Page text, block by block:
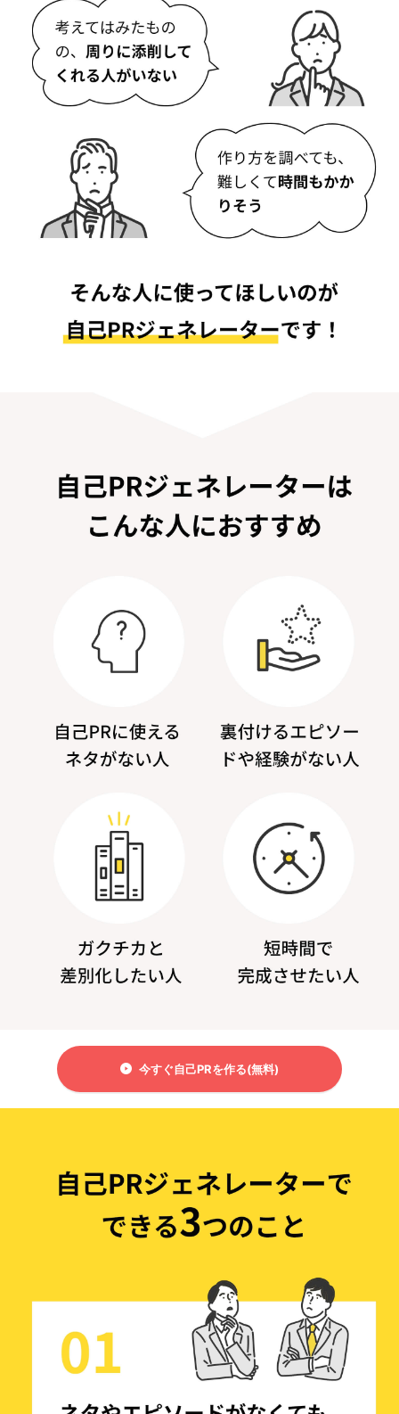
今すぐ自己PRを作る(無料)